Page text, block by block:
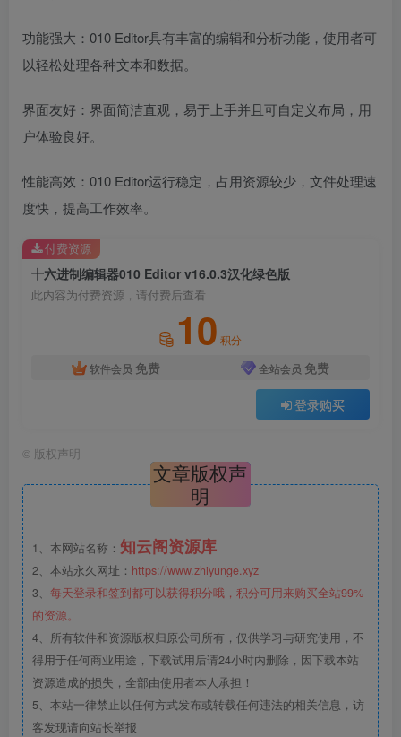
功能强大：010 Editor具有丰富的编辑和分析功能，使用者可
以轻松处理各种文本和数据。
界面友好：界面简洁直观，易于上手并且可自定义布局，用
户体验良好。
性能高效：010 Editor运行稳定，占用资源较少，文件处理速
度快，提高工作效率。
十六进制编辑器010 Editor v16.0.3汉化绿色版
此内容为付费资源，请付费后查看
10 积分
软件会员 免费 全站会员 免费
登录购买
付费资源
© 版权声明
文章版权声
明
1、本网站名称： 知云阁资源库
2、本站永久网址： https://www.zhiyunge.xyz
3、 每天登录和签到都可以获得积分哦，积分可用来购买全站99%
的资源。
4、所有软件和资源版权归原公司所有，仅供学习与研究使用，不
得用于任何商业用途，下载试用后请24小时内删除，因下载本站
资源造成的损失，全部由使用者本人承担！
5、本站一律禁止以任何方式发布或转载任何违法的相关信息，访
客发现请向站长举报